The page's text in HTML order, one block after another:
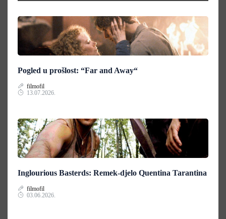
Pogled u prošlost: “Far and Away“
filmofil
13.07.2026.
Inglourious Basterds: Remek-djelo Quentina Tarantina
filmofil
03.06.2026.